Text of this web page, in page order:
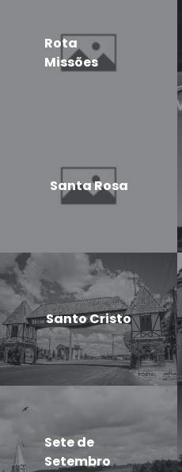
Rota
Missões
Santa Rosa
Santo Cristo
Sete de
Setembro